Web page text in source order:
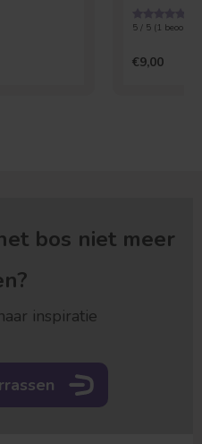
5 / 5 (1
€9,00
bos niet meer
inspiratie